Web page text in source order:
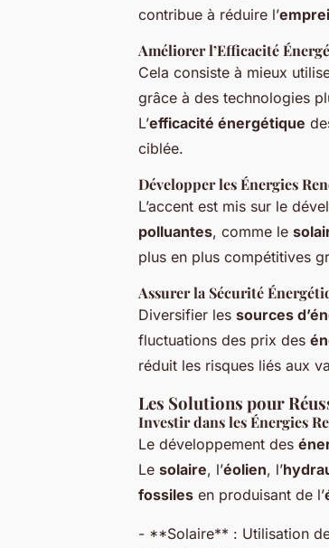
contribue à réduire l’
Améliorer l’Efficacité
Cela consiste à mieux
grâce à des technologies
L’efficacité énergétique
ciblée.
Développer les Énergies
L’accent est mis sur le
polluantes, comme le
plus en plus compétitives
Assurer la Sécurité
Diversifier les sources
fluctuations des prix des
réduit les risques liés aux
Les Solutions pour
Investir dans les Énergies
Le développement des
Le solaire, l’éolien, l’
fossiles en produisant de l’
- **Solaire** : Utilisation